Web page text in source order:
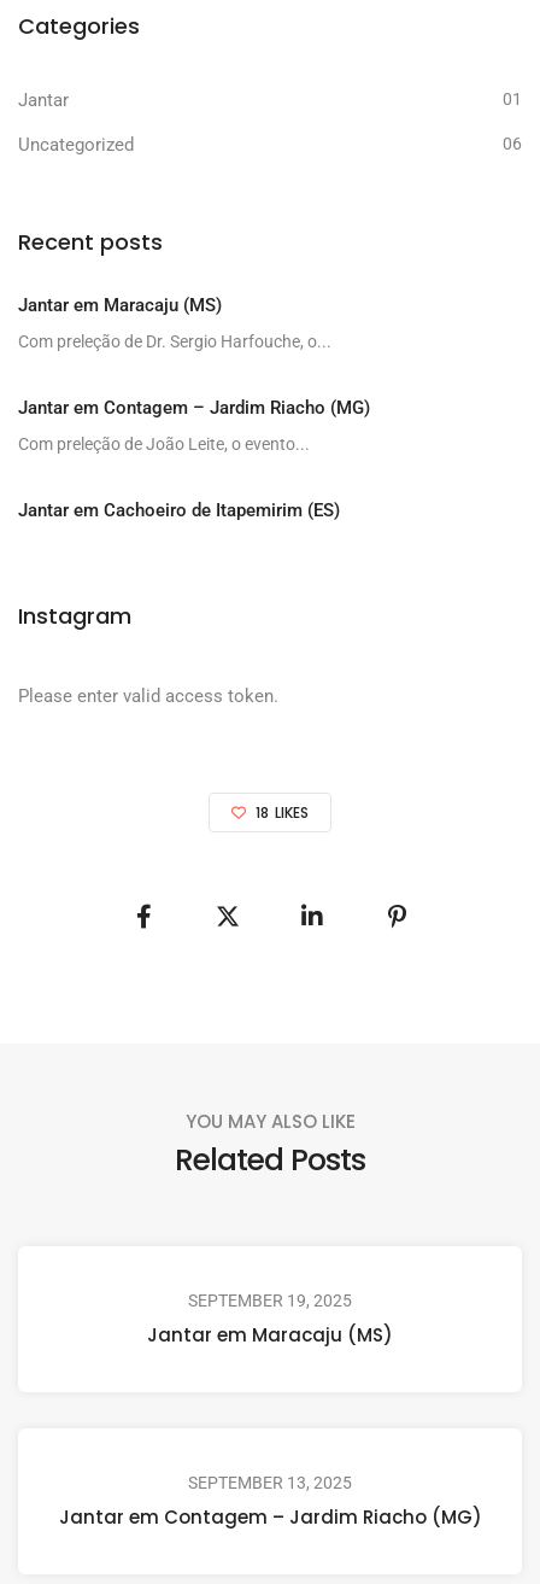
Categories
Jantar 01
Uncategorized 06
Recent posts
Jantar em Maracaju (MS)
Com preleção de Dr. Sergio Harfouche, o...
Jantar em Contagem – Jardim Riacho (MG)
Com preleção de João Leite, o evento...
Jantar em Cachoeiro de Itapemirim (ES)
Instagram
Please enter valid access token.
18 LIKES
YOU MAY ALSO LIKE
Related Posts
SEPTEMBER 19, 2025
Jantar em Maracaju (MS)
SEPTEMBER 13, 2025
Jantar em Contagem – Jardim Riacho (MG)